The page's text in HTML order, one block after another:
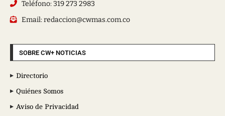
Teléfono: 319 273 2983
Email: redaccion@cwmas.com.co
SOBRE CW+ NOTICIAS
Directorio
Quiénes Somos
Aviso de Privacidad